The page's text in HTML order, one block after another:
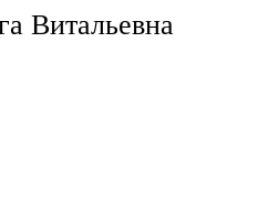
Витальевна